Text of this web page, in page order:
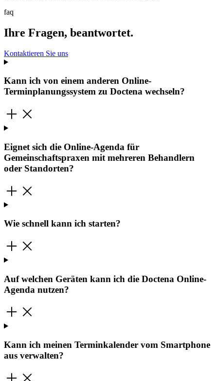
faq
Ihre Fragen, beantwortet.
Kontaktieren Sie uns
Kann ich von einem anderen Online-
Terminplanungssystem zu Doctena wechseln?
Eignet sich die Online-Agenda für
Gemeinschaftspraxen mit mehreren Behandlern
oder Standorten?
Wie schnell kann ich starten?
Auf welchen Geräten kann ich die Doctena Online-
Agenda nutzen?
Kann ich meinen Terminkalender vom Smartphone
aus verwalten?